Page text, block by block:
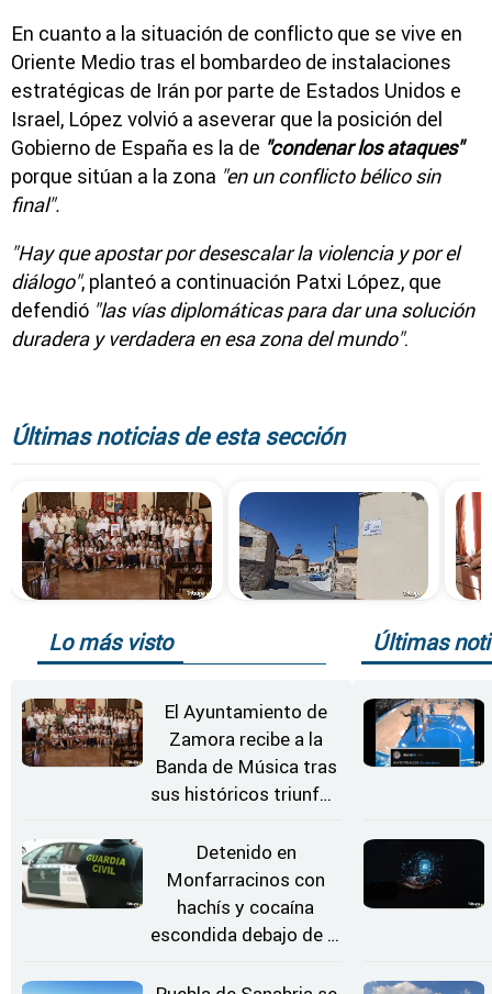
En cuanto a la situación de conflicto que se vive en
Oriente Medio tras el bombardeo de instalaciones
estratégicas de Irán por parte de Estados Unidos e
Israel, López volvió a aseverar que la posición del
Gobierno de España es la de "condenar los ataques"
porque sitúan a la zona "en un conflicto bélico sin
final".
"Hay que apostar por desescalar la violencia y por el
diálogo", planteó a continuación Patxi López, que
defendió "las vías diplomáticas para dar una solución
duradera y verdadera en esa zona del mundo".
Últimas noticias de esta sección
Lo más visto
El Ayuntamiento de
Zamora recibe a la
Banda de Música tras
sus históricos triunfos
Detenido en
Monfarracinos con
hachís y cocaína
escondida debajo de la
Últimas